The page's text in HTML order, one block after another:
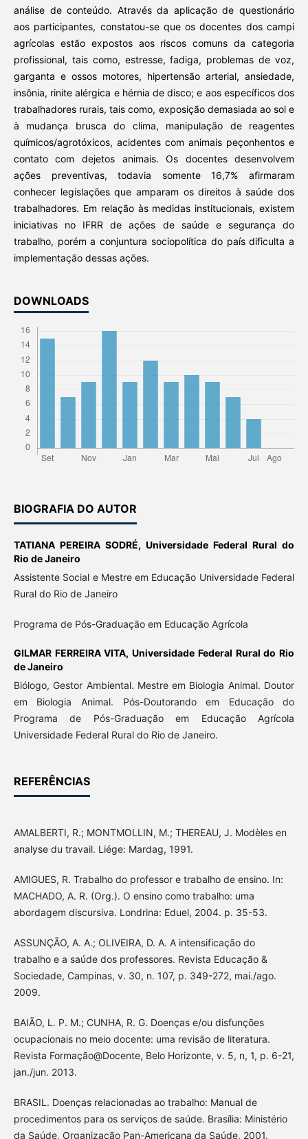
análise de conteúdo. Através da aplicação de questionário
aos participantes, constatou-se que os docentes dos campi
agrícolas estão expostos aos riscos comuns da categoria
profissional, tais como, estresse, fadiga, problemas de voz,
garganta e ossos motores, hipertensão arterial, ansiedade,
insônia, rinite alérgica e hérnia de disco; e aos específicos dos
trabalhadores rurais, tais como, exposição demasiada ao sol e
à mudança brusca do clima, manipulação de reagentes
químicos/agrotóxicos, acidentes com animais peçonhentos e
contato com dejetos animais. Os docentes desenvolvem
ações preventivas, todavia somente 16,7% afirmaram
conhecer legislações que amparam os direitos à saúde dos
trabalhadores. Em relação às medidas institucionais, existem
iniciativas no IFRR de ações de saúde e segurança do
trabalho, porém a conjuntura sociopolítica do país dificulta a
implementação dessas ações.
DOWNLOADS
BIOGRAFIA DO AUTOR
TATIANA PEREIRA SODRÉ, Universidade Federal Rural do
Rio de Janeiro
Assistente Social e Mestre em Educação Universidade Federal
Rural do Rio de Janeiro
Programa de Pós-Graduação em Educação Agrícola
GILMAR FERREIRA VITA,Universidade Federal Rural do Rio
de Janeiro
Biólogo, Gestor Ambiental. Mestre em Biologia Animal. Doutor
em Biologia Animal. Pós-Doutorando em Educação do
Programa de Pós-Graduação em Educação Agrícola
Universidade Federal Rural do Rio de Janeiro.
REFERÊNCIAS
AMALBERTI, R.; MONTMOLLIN, M.; THEREAU, J. Modèles en
analyse du travail. Liége: Mardag, 1991.
AMIGUES, R. Trabalho do professor e trabalho de ensino. In:
MACHADO, A. R. (Org.). O ensino como trabalho: uma
abordagem discursiva. Londrina: Eduel, 2004. p. 35-53.
ASSUNÇÃO, A. A.; OLIVEIRA, D. A. A intensificação do
trabalho e a saúde dos professores. Revista Educação &
Sociedade, Campinas, v. 30, n. 107, p. 349-272, mai./ago.
2009.
BAIÃO, L. P. M.; CUNHA, R. G. Doenças e/ou disfunções
ocupacionais no meio docente: uma revisão de literatura.
Revista Formação@Docente, Belo Horizonte, v. 5, n, 1, p. 6-21,
jan./jun. 2013.
BRASIL. Doenças relacionadas ao trabalho: Manual de
procedimentos para os serviços de saúde. Brasília: Ministério
da Saúde, Organização Pan-Americana da Saúde, 2001.